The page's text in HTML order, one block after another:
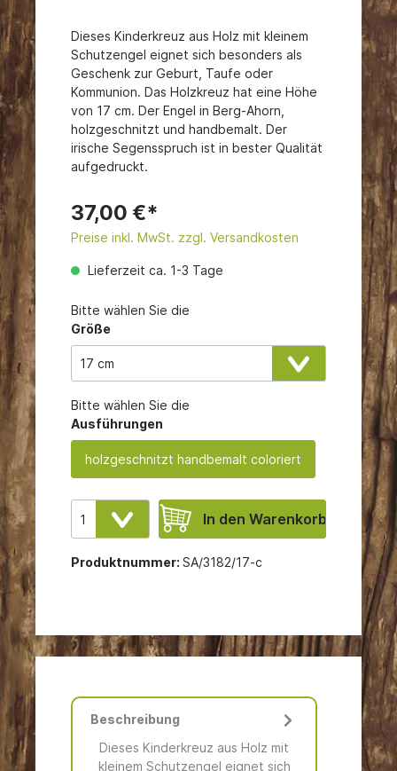
Dieses Kinderkreuz aus Holz mit kleinem
Schutzengel eignet sich besonders als
Geschenk zur Geburt, Taufe oder
Kommunion. Das Holzkreuz hat eine Höhe
von 17 cm. Der Engel in Berg-Ahorn,
holzgeschnitzt und handbemalt. Der
irische Segensspruch ist in bester Qualität
aufgedruckt.
37,00 €*
Preise inkl. MwSt. zzgl. Versandkosten
Lieferzeit ca. 1-3 Tage
Bitte wählen Sie die
Größe
Bitte wählen Sie die
Ausführungen
holzgeschnitzt handbemalt coloriert
In den Warenkorb
Produktnummer: SA/3182/17-c
Beschreibung
Dieses Kinderkreuz aus Holz mit
kleinem Schutzengel eignet sich